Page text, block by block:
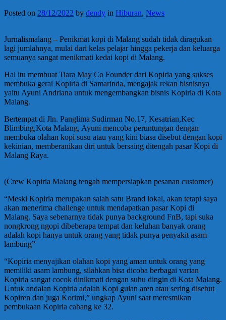
Posted on 28/12/2022 by dendy in Hiburan, News
Jurnalismalang – Penikmat kopi di Malang sudah tidak diragukan
lagi jumlahnya, mulai dari kelas pelajar hingga pekerja dan keluarga
semuanya sangat menikmati kedai kopi di Malang.
Hal itu membuat Tiara May Co Founder dari Kopiria yang sukses
membuka gerai Kopiria di Samarinda, mengajak rekan bisnisnya
yaitu Ayuni Andriana untuk mengembangkan bisnis Kopiria di Kota
Malang.
Bertempat di Jln. Panglima Sudirman No.17, Kesatrian,Kec
Blimbing,Kota Malang, Ayuni mencoba peruntungan dengan
membuka olahan kopi susu atau yang kini biasa disebut dengan kopi
kekinian, memberanikan diri untuk bersaing ditengah pasar Kopi di
Malang Raya.
(Crew Kopiria Malang tengah mempersiapkan pesanan customer)
“Meski Kopiria merupakan salah satu Brand lokal, akan tetapi saya
akan menerima challenge untuk mendapatkan pasar Kopi di
Malang. Saya sebenarnya tidak punya background FnB, tapi suka
nongkrong ngopi dibeberapa tempat dan keluhan banyak orang
adalah kopi hanya untuk orang yang tidak punya penyakit asam
lambung”
“Kopiria menyajikan olahan kopi yang aman untuk orang yang
memiliki asam lambung, silahkan bisa dicoba berbagai varian
Kopiria sangat cocok dinikmati dengan suhu dingin di Kota Malang.
Untuk andalan Kopiria adalah Kopi gulan aren atau sering disebut
Kopiren dan juga Korimi,” ungkap Ayuni saat meresmikan
pembukaan Kopiria cabang ke 32.